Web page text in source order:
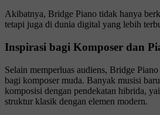
Akibatnya, Bridge Piano tidak hanya
tetapi juga di dunia digital yang lebih
Inspirasi bagi Komposer dan
Selain memperluas audiens, Bridge
bagi komposer muda. Banyak musisi
komposisi dengan pendekatan hibrida,
struktur klasik dengan elemen modern.